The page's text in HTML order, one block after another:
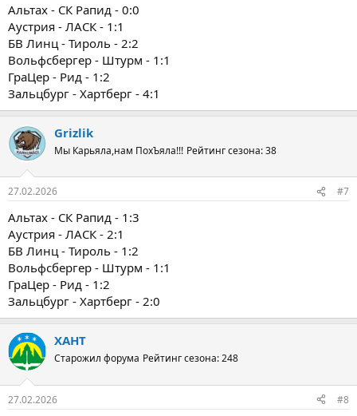
Альтах - СК Рапид - 0:0
Аустрия - ЛАСК - 1:1
БВ Линц - Тироль - 2:2
Вольфсбергер - Штурм - 1:1
ГраЦер - Рид - 1:2
Зальцбург - Хартберг - 4:1
Grizlik
Мы Карьяла,нам ПохЪяла!!! Рейтинг сезона: 38
27.02.2026 #7
Альтах - СК Рапид - 1:3
Аустрия - ЛАСК - 2:1
БВ Линц - Тироль - 1:2
Вольфсбергер - Штурм - 1:1
ГраЦер - Рид - 1:2
Зальцбург - Хартберг - 2:0
ХАНТ
Старожил форума Рейтинг сезона: 248
27.02.2026 #8